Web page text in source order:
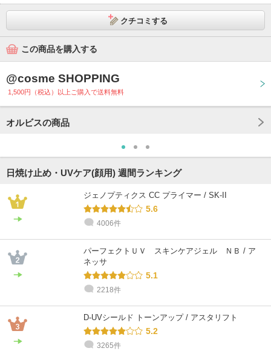
クチコミする
この商品を購入する
@cosme SHOPPING
1,500円（税込）以上ご購入で送料無料
オルビスの商品
日焼け止め・UVケア(顔用) 週間ランキング
ジェノプティクス CC プライマー / SK-II
5.6
4006件
パーフェクトＵＶ スキンケアジェル ＮＢ / ア
ネッサ
5.1
2218件
D-UVシールド トーンアップ / アスタリフト
5.2
3265件